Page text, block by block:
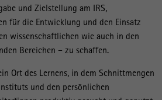
und Zielstellung am IRS,
für die Entwicklung und den Einsatz
wissenschaftlichen wie auch in den
Bereichen – zu schaffen.
Ort des Lernens, in dem Schnittmengen
und den persönlichen